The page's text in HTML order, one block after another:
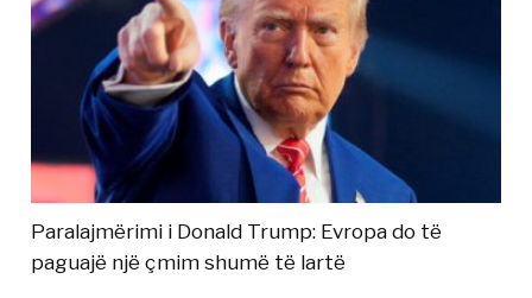
Paralajmërimi i Donald Trump: Evropa do të
paguajë një çmim shumë të lartë